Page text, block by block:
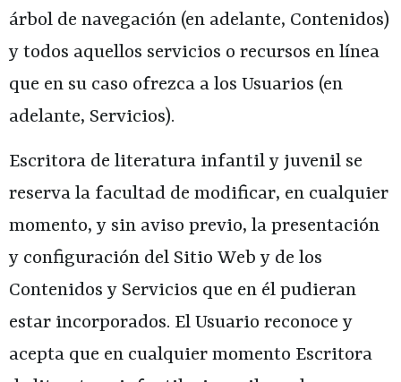
árbol de navegación (en adelante, Contenidos)
y todos aquellos servicios o recursos en línea
que en su caso ofrezca a los Usuarios (en
adelante, Servicios).
Escritora de literatura infantil y juvenil se
reserva la facultad de modificar, en cualquier
momento, y sin aviso previo, la presentación
y configuración del Sitio Web y de los
Contenidos y Servicios que en él pudieran
estar incorporados. El Usuario reconoce y
acepta que en cualquier momento Escritora